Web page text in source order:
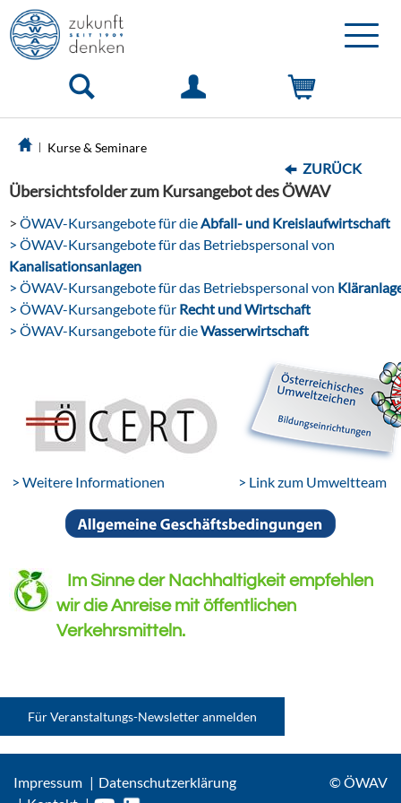
Toggle
Kurse & Seminare
ZURÜCK
Übersichtsfolder zum Kursangebot des ÖWAV
> ÖWAV-Kursangebote für dieAbfall- und Kreislaufwirtschaft
> ÖWAV-Kursangebote für das Betriebspersonal von
Kanalisationsanlagen
> ÖWAV-Kursangebote für das Betriebspersonal von
> ÖWAV-Kursangebote für Recht und Wirtschaft
> ÖWAV-Kursangebote für dieWasserwirtschaft
> Weitere Informationen > Link zum Umweltteam
Im Sinne der Nachhaltigkeit empfehlen
wir die Anreise mit öffentlichen
Verkehrsmitteln.
Für Veranstaltungs-Newsletter anmelden
Impressum
Datenschutzerklärung
© ÖWAV